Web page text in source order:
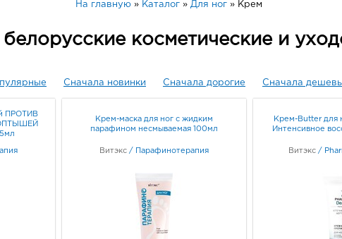
На главную» Каталог» Для ног» Крем
косметические и
Сначала новинки Сначала дорогие Сначала
ПРОТИВ
Крем-маска для ног с жидким
парафином несмываемая 100мл
Витэкс / Парафинотерапия
Крем-Вutter для
Интенсивное
Витэкс /